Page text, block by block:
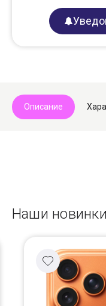
Описание
Наши новинки